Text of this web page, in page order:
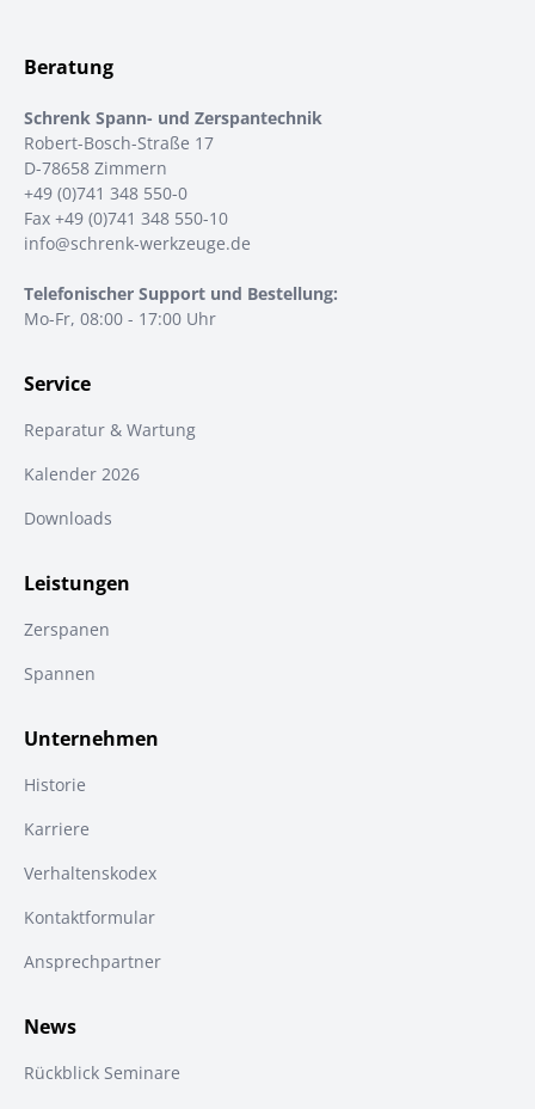
Beratung
Schrenk Spann- und Zerspantechnik
Robert-Bosch-Straße 17
D-78658 Zimmern
+49 (0)741 348 550-0
Fax +49 (0)741 348 550-10
info@schrenk-werkzeuge.de
Telefonischer Support und Bestellung:
Mo-Fr, 08:00 - 17:00 Uhr
Service
Reparatur & Wartung
Kalender 2026
Downloads
Leistungen
Zerspanen
Spannen
Unternehmen
Historie
Karriere
Verhaltenskodex
Kontaktformular
Ansprechpartner
News
Rückblick Seminare